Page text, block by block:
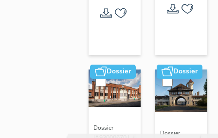
Dossier
Dossier
Dossier
Dossier